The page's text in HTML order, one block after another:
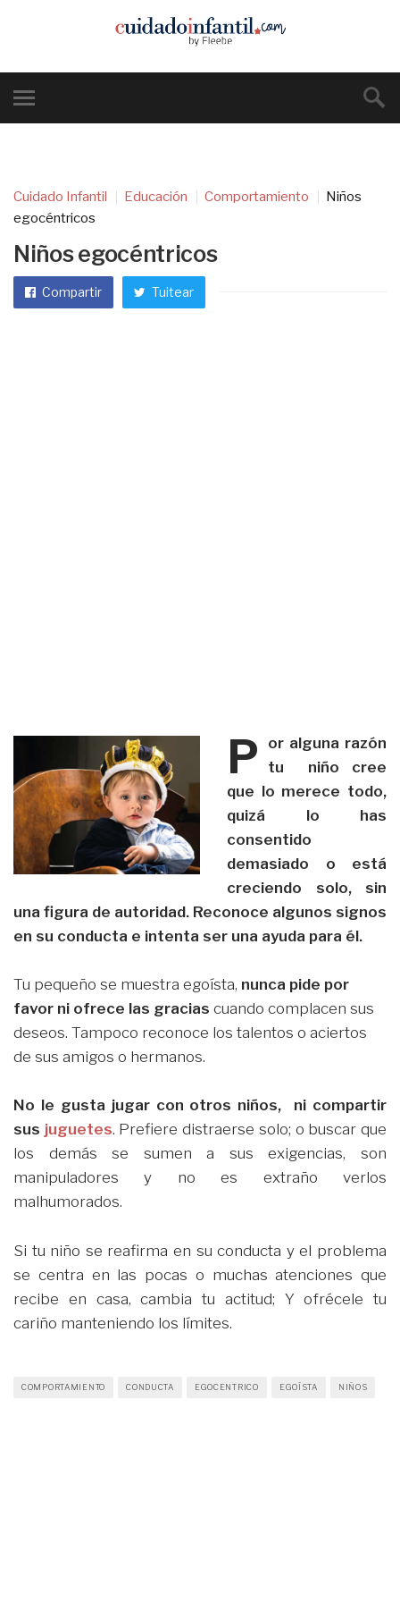
Cuidado Infantil Educación Comportamiento
Niños
egocéntricos
Niños egocéntricos
Compartir Tuitear
P
or alguna razón
tu niño cree
que lo merece todo,
quizá lo has
consentido
demasiado o está
creciendo solo, sin
una figura de autoridad. Reconoce algunos signos
en su conducta e intenta ser una ayuda para él.
Tu pequeño se muestra egoísta, nunca pide por
favor ni ofrece las gracias cuando complacen sus
deseos. Tampoco reconoce los talentos o aciertos
de sus amigos o hermanos.
No le gusta jugar con otros niños, ni compartir
sus juguetes. Prefiere distraerse solo; o buscar que
los demás se sumen a sus exigencias, son
manipuladores y no es extraño verlos
malhumorados.
Si tu niño se reafirma en su conducta y el problema
se centra en las pocas o muchas atenciones que
recibe en casa, cambia tu actitud; Y ofrécele tu
cariño manteniendo los límites.
COMPORTAMIENTO CONDUCTA EGOCENTRICO EGOÍSTA NIÑOS